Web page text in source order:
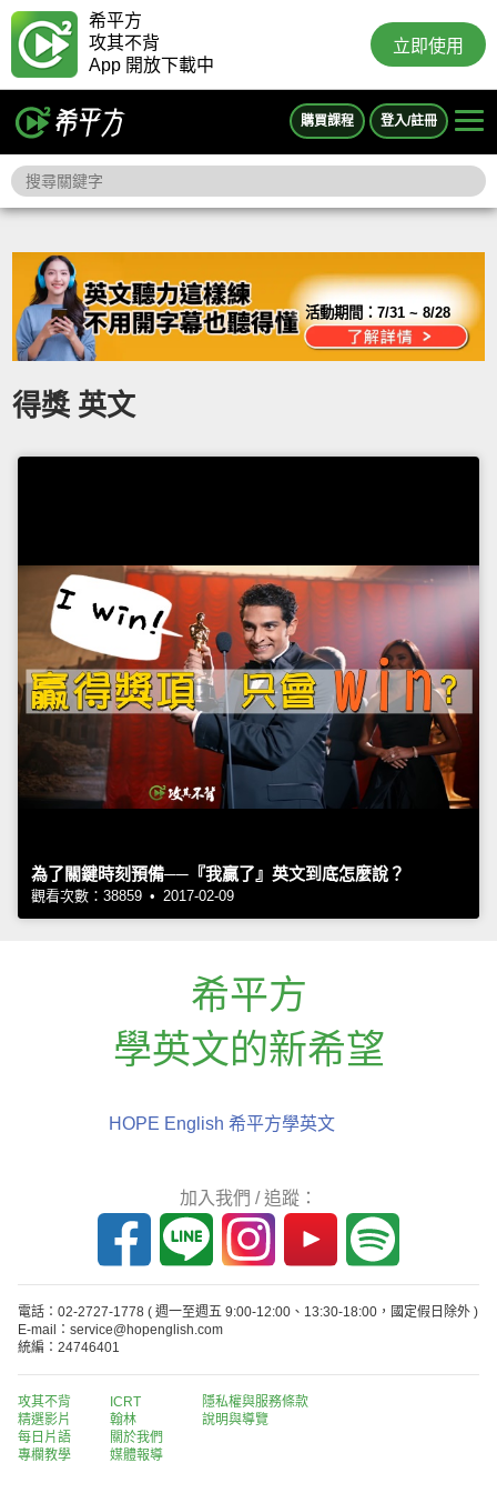
希平方
攻其不背
App 開放下載中
立即使用
購買課程 登入/註冊
活動期間：7/31 ~ 8/28
得獎 英文
為了關鍵時刻預備──『我贏了』英文到底怎麼說？
觀看次數：38859 • 2017-02-09
希平方
學英文的新希望
HOPE English 希平方學英文
加入我們 / 追蹤：
電話：02-2727-1778 ( 週一至週五 9:00-12:00、13:30-18:00，國定假日除外 )
E-mail：service@hopenglish.com
統編：24746401
攻其不背
精選影片
每日片語
專欄教學
ICRT
翰林
關於我們
媒體報導
隱私權與服務條款
說明與導覽